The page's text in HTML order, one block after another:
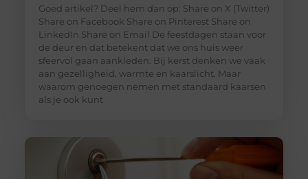
Goed artikel? Deel hem dan op: Share on X (Twitter)
Share on Facebook Share on Pinterest Share on
LinkedIn Share on Email De feestdagen staan voor
de deur en dat betekent dat we ons huis weer
sfeervol gaan aankleden. Bij kerst denken we vaak
aan gezelligheid, warmte en kaarslicht. Maar
waarom genoegen nemen met standaard kaarsen
als je ook kunt